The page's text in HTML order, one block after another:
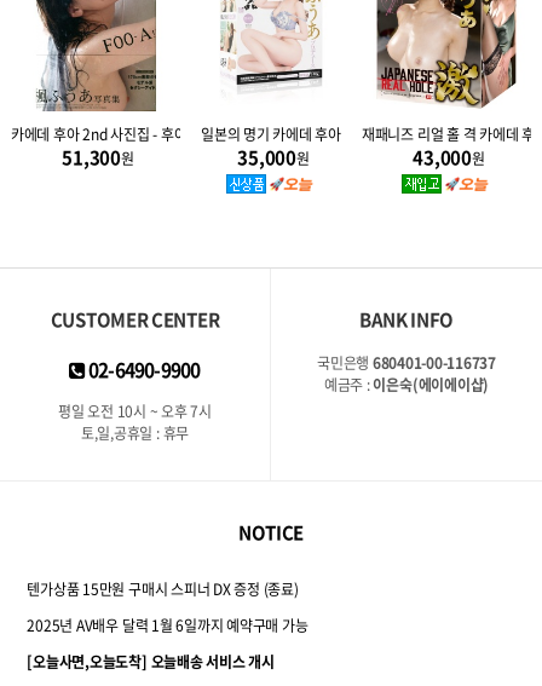
파라
카에데 후아 2nd 사진집 - 후아 FOO-A
51,300원
일본의 명기 카에데 후아
35,000원
재패니즈 리얼 홀 격 카에데 후
43,000원
CUSTOMER CENTER
02-6490-9900
평일 오전 10시 ~ 오후 7시
토,일,공휴일 : 휴무
BANK INFO
국민은행 680401-00-116737
예금주 :이은숙(에이에이샵)
NOTICE
텐가상품 15만원 구매시 스피너 DX 증정 (종료)
2025년 AV배우 달력 1월 6일까지 예약구매 가능
[오늘사면,오늘도착] 오늘배송 서비스 개시